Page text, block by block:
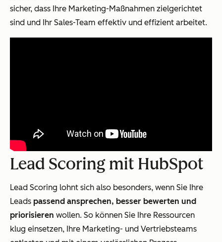
sicher, dass Ihre Marketing-Maßnahmen zielgerichtet
sind und Ihr Sales-Team effektiv und effizient arbeitet.
Lead Scoring mit HubSpot
Lead Scoring lohnt sich also besonders, wenn Sie Ihre
Leads passend ansprechen, besser bewerten und
priorisieren wollen. So können Sie Ihre Ressourcen
klug einsetzen, Ihre Marketing- und Vertriebsteams